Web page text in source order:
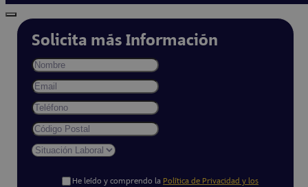
Solicita más Información
He leído y comprendo la Política de Privacidad y los